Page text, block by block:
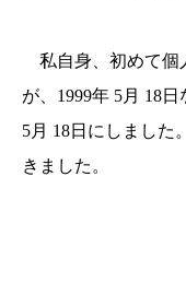
私自身、初めて個
が、1999年 5月 18
5月 18日にしました
きました。